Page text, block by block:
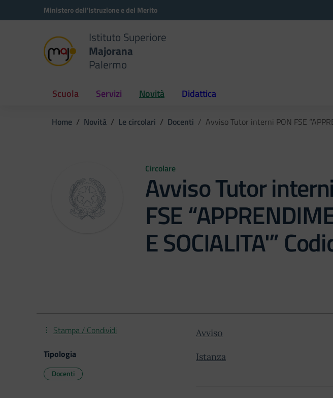
Vai ai contenuti
Vai al menu di navigazioneMinistero dell'Istruzione e del Merito
Istituto Superiore
Majorana
Palermo
Scuola Servizi Novità Didattica
Home Novità Le circolari Docenti Avviso Tutor interni PON FSE
Circolare
Avviso Tutor
FSE
E SOCIALITA'”
Avviso
Istanza
Stampa / Condividi
Tipologia
Docenti